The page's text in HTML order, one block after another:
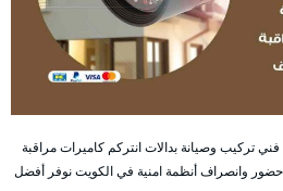
تركيب وصيانة بدالات انتركم كاميرات مراقبة
وانصراف أنظمة امنية في الكويت نوفر أفضل